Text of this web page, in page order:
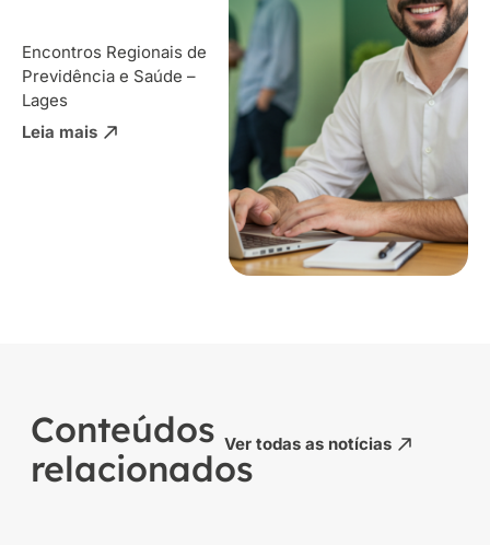
Encontros Regionais de
Previdência e Saúde –
Lages
Leia mais
Conteúdos
relacionados
Ver todas as notícias